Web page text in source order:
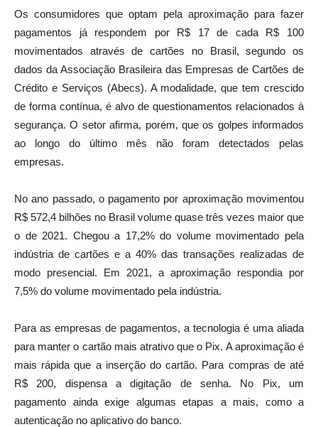
Os consumidores que optam pela aproximação para fazer
pagamentos já respondem por R$ 17 de cada R$ 100
movimentados através de cartões no Brasil, segundo os
dados da Associação Brasileira das Empresas de Cartões de
Crédito e Serviços (Abecs). A modalidade, que tem crescido
de forma contínua, é alvo de questionamentos relacionados à
segurança. O setor afirma, porém, que os golpes informados
ao longo do último mês não foram detectados pelas
empresas.
No ano passado, o pagamento por aproximação movimentou
R$ 572,4 bilhões no Brasil volume quase três vezes maior que
o de 2021. Chegou a 17,2% do volume movimentado pela
indústria de cartões e a 40% das transações realizadas de
modo presencial. Em 2021, a aproximação respondia por
7,5% do volume movimentado pela indústria.
Para as empresas de pagamentos, a tecnologia é uma aliada
para manter o cartão mais atrativo que o Pix. A aproximação é
mais rápida que a inserção do cartão. Para compras de até
R$ 200, dispensa a digitação de senha. No Pix, um
pagamento ainda exige algumas etapas a mais, como a
autenticação no aplicativo do banco.